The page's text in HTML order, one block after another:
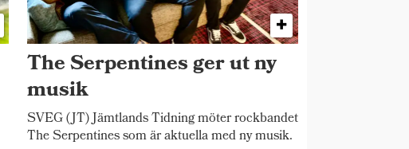
The Serpentines ger ut ny
musik
SVEG (JT) Jämtlands Tidning möter rockbandet
The Serpentines som är aktuella med ny musik.